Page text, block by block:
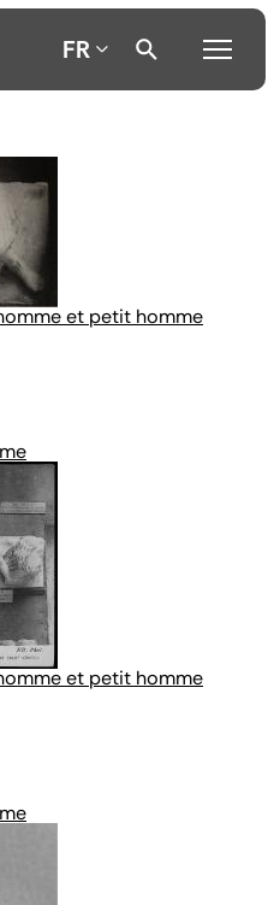
FR
et petit homme
et petit homme